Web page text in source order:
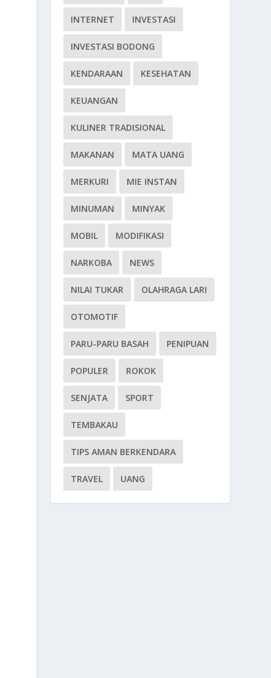
INTERNET INVESTASI
INVESTASI BODONG
KENDARAAN KESEHATAN
KEUANGAN
KULINER TRADISIONAL
MAKANAN MATA UANG
MERKURI MIE INSTAN
MINUMAN MINYAK
MOBIL MODIFIKASI
NARKOBA NEWS
NILAI TUKAR OLAHRAGA LARI
OTOMOTIF
PARU-PARU BASAH PENIPUAN
POPULER ROKOK
SENJATA SPORT
TEMBAKAU
TIPS AMAN BERKENDARA
TRAVEL UANG